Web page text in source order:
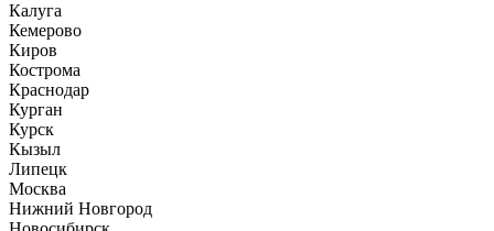
Калуга
Кемерово
Киров
Кострома
Краснодар
Курган
Курск
Кызыл
Липецк
Москва
Нижний Новгород